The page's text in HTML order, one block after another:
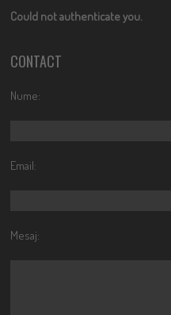
Could not authenticate you.
CONTACT
Nume:
Email:
Mesaj: